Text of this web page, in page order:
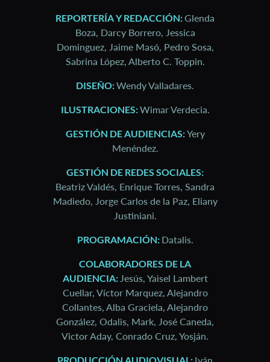
REPORTERÍA Y REDACCIÓN:Glenda
Boza, Darcy Borrero, Jessica
Dominguez, Jaime Masó, Pedro Sosa,
Sabrina López, Alberto C. Toppin.
DISEÑO:Wendy Valladares.
ILUSTRACIONES:Wimar Verdecia.
GESTIÓN DE AUDIENCIAS:Yery
Menéndez.
GESTIÓN DE REDES SOCIALES:
Beatriz Valdés, Enrique Torres, Sandra
Madiedo, Jorge Carlos de la Paz, Eliany
Justiniani.
PROGRAMACIÓN: Datalis.
COLABORADORES DE LA
AUDIENCIA: Jesús, Yaisel Lambert
Cuellar, Víctor Marquez, Alejandro
Collantes, Alba Graciela, Alejandro
González, Odalis, Mark, José Caneda,
Victor Aday, Conrado Cruz, Yosján.